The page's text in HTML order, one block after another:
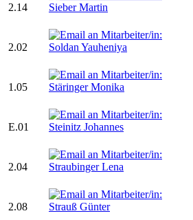
2.14
2.02
1.05
E.01
2.04
2.08